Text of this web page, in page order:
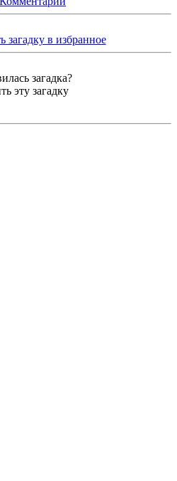
загадку в избранное
загадка?
эту загадку